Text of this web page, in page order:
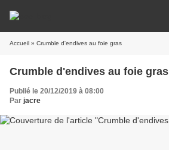
Accueil » Crumble d'endives au foie gras
Crumble d'endives au foie gras
Publié le 20/12/2019 à 08:00
Par jacre